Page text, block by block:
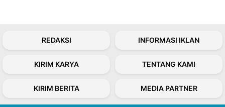
REDAKSI INFORMASI IKLAN
KIRIM KARYA TENTANG KAMI
KIRIM BERITA MEDIA PARTNER